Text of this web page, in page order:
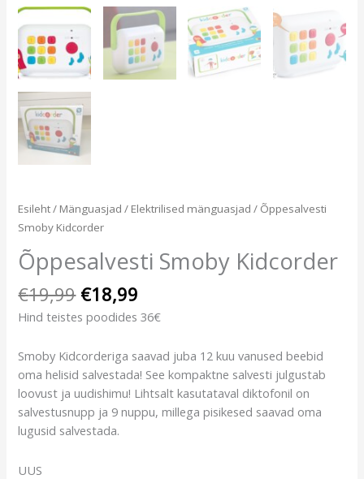
Esileht/ Mänguasjad / Elektrilised mänguasjad / Õppesalvesti
Smoby Kidcorder
Õppesalvesti Smoby Kidcorder
€19,99 €18,99
Hind teistes poodides 36€
Smoby Kidcorderiga saavad juba 12 kuu vanused beebid
oma helisid salvestada! See kompaktne salvesti julgustab
loovust ja uudishimu! Lihtsalt kasutataval diktofonil on
salvestusnupp ja 9 nuppu, millega pisikesed saavad oma
lugusid salvestada.
UUS